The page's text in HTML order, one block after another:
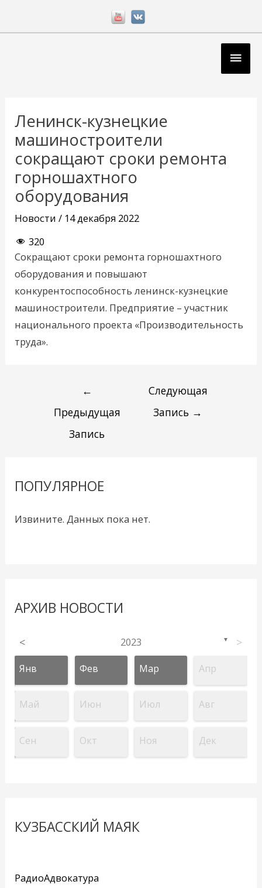
Ленинск-кузнецкие
машиностроители
сокращают сроки ремонта
горношахтного
оборудования
Новости / 14 декабря 2022
320
Сокращают сроки ремонта горношахтного
оборудования и повышают
конкурентоспособность ленинск-кузнецкие
машиностроители. Предприятие – участник
национального проекта «Производительность
труда».
записям
←
Предыдущая
Запись
Следующая
Запись →
ПОПУЛЯРНОЕ
Извините. Данных пока нет.
АРХИВ НОВОСТИ
< 2023 ▼ >
Янв Фев Мар Апр
Май Июн Июл Авг
Сен Окт Ноя Дек
КУЗБАССКИЙ МАЯК
РадиоАдвокатура